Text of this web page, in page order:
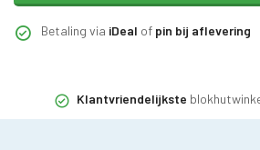
Betaling via iDeal of pin bij aflevering
Klantvriendelijkste